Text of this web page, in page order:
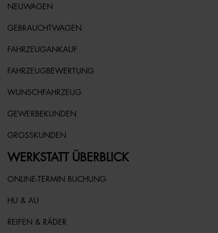
NEUWAGEN
GEBRAUCHTWAGEN
FAHRZEUGANKAUF
FAHRZEUGBEWERTUNG
WUNSCHFAHRZEUG
GEWERBEKUNDEN
GROSSKUNDEN
WERKSTATT ÜBERBLICK
ONLINE-TERMIN BUCHUNG
HU & AU
REIFEN & RÄDER